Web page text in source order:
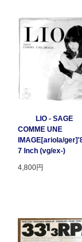
LIO - SAGE
COMME UNE
IMAGE[ariola/
7 Inch (vg/ex-)
4,800円